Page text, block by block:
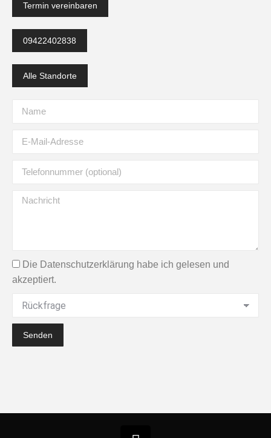
Termin vereinbaren
09422402838
Alle Standorte
Die Datenschutzerklärung habe ich gelesen und
akzeptiert.
Senden